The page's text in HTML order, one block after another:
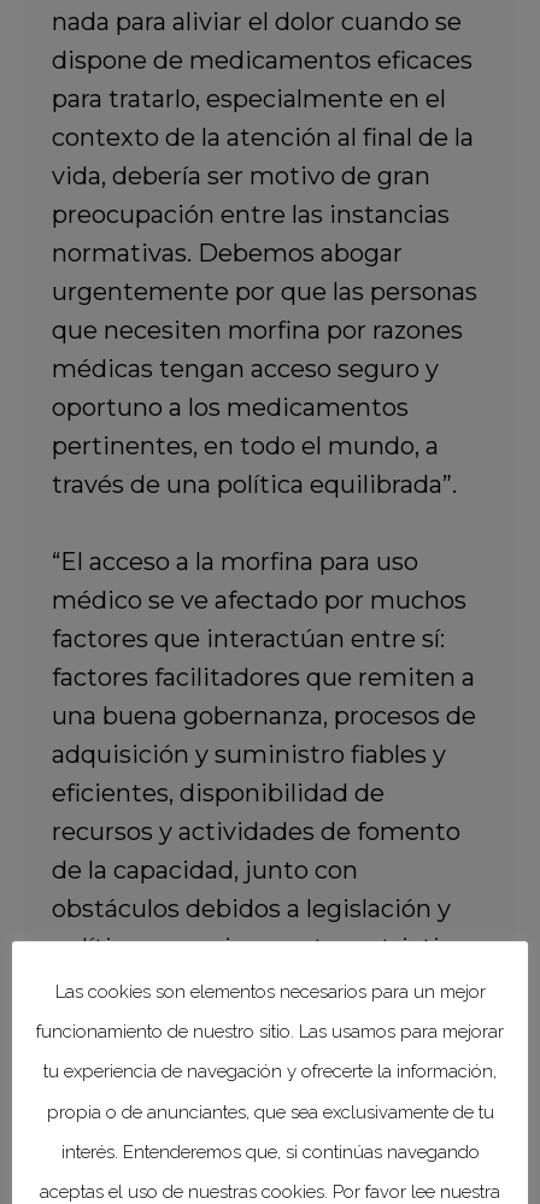
nada para aliviar el dolor cuando se
dispone de medicamentos eficaces
para tratarlo, especialmente en el
contexto de la atención al final de la
vida, debería ser motivo de gran
preocupación entre las instancias
normativas. Debemos abogar
urgentemente por que las personas
que necesiten morfina por razones
médicas tengan acceso seguro y
oportuno a los medicamentos
pertinentes, en todo el mundo, a
través de una política equilibrada”.
“El acceso a la morfina para uso
médico se ve afectado por muchos
factores que interactúan entre sí:
factores facilitadores que remiten a
una buena gobernanza, procesos de
adquisición y suministro fiables y
eficientes, disponibilidad de
recursos y actividades de fomento
de la capacidad, junto con
obstáculos debidos a legislación y
políticas excesivamente restrictivas,
prestación inadecuada de servicios,
y actitudes y percepciones basadas
en información errónea”.
Organización Mundial de la Salud
Las cookies son elementos necesarios para un mejor
funcionamiento de nuestro sitio. Las usamos para mejorar
tu experiencia de navegación y ofrecerte la información,
propia o de anunciantes, que sea exclusivamente de tu
interés. Entenderemos que, si continúas navegando
aceptas el uso de nuestras cookies. Por favor lee nuestra